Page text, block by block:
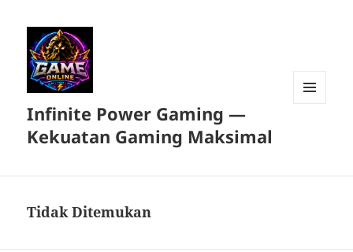
Infinite Power Gaming —
Kekuatan Gaming Maksimal
Tidak Ditemukan